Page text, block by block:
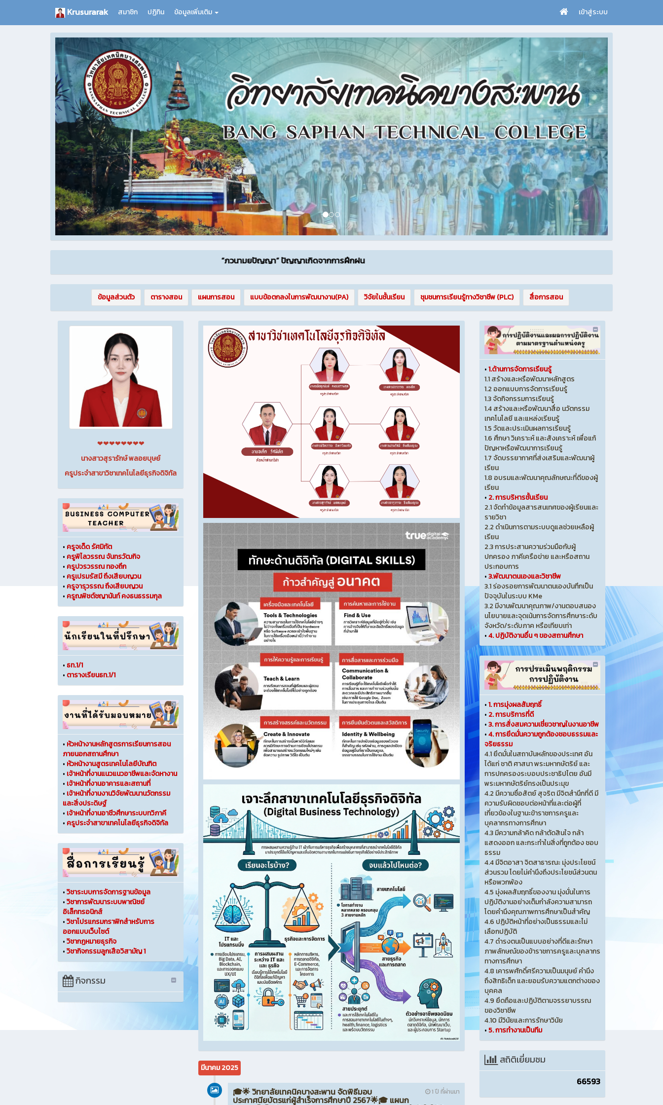
Krusurarak สมาชิก ปฏิทิน ข้อมูลเพิ่มเติม เข้าสู่ระบบ
“ภวนามยปัญญา” ปัญญาเกิดจากการฝึกฝน
ข้อมูลส่วนตัว ตารางสอน แผนการสอน แบบข้อตกลงในการพัฒนางาน(PA) วิจัยในชั้นเรียน ชุมชนการเรียนรู้ทางวิชาชีพ (PLC) สื่อการสอน
❤❤❤❤❤❤❤❤
นางสาวสุรารักษ์ พลอยบุษย์
ครูประจำสาขาวิชาเทคโนโลยีธุรกิจดิจิทัล
• ครูจเด็ด รัศมิทัต
• ครูพิไลวรรณ จันทรวัฒกิจ
• ครูปวรวรรณ ทองถึก
• ครูเปรมรัสมี ถึงเสียบญวน
• ครูจารุวรรณ ถึงเสียบญวน
• ครูณพิชต์ชญานันท์ คงธนธรรมกุล
• ธท.1/1
• ตารางเรียนธท.1/1
• หัวหน้างานหลักสูตรการเรียนการสอน
ภายนอกสถานศึกษา
• หัวหน้างานสูตรเทคโนโลยีบัณฑิต
• เจ้าหน้าที่งานแนวแนวอาชีพและจัดหางาน
• เจ้าหน้าที่งานอาคารและสถานที่
• เจ้าหน้าที่งานงานวิจัยพัฒนานวัตกรรม
และสิ่งประดิษฐ์
• เจ้าหน้าที่งานอาชีวศึกษาระบบทวิภาคี
• ครูประจำสาขาเทคโนโลยีธุรกิจดิจิทัล
•วิชาระบบการจัดการฐานข้อมูล
•วิชาการพัฒนาระบบพาณิชย์
อิเล็กทรอนิกส์
•วิชาโปรแกรมกราฟิกสำหรับการ
ออกแบบเว็บไซต์
•วิชากฏหมายธุรกิจ
•วิชากิจกรรมลูกเสือวิสามัญ 1
กิจกรรม
มีนาคม 2025
1 ปี ที่ผ่านมา
🎓🌟 วิทยาลัยเทคนิคบางสะพาน จัดพิธีมอบ
ประกาศนียบัตรแก่ผู้สำเร็จการศึกษาปี 2567🌟🎓 แผนก
•1.ด้านการจัดการเรียนรู้
1.1 สร้างและหรือพัฒนาหลักสูตร
1.2 ออกแบบการจัดการเรียนรู้
1.3 จัดกิจกรรมการเรียนรู้
1.4 สร้างและหรือพัฒนาสื่อ นวัตกรรม
เทคโนโลยี และแหล่งเรียนรู้
1.5 วัดและประเมินผลการเรียนรู้
1.6 ศึกษา วิเคราะห์ และสังเคราะห์ เพื่อแก้
ปัญหาหรือพัฒนาการเรียนรู้
1.7 จัดบรรยากาศที่ส่งเสริมและพัฒนาผู้
เรียน
1.8 อบรมและพัฒนาคุณลักษณะที่ดีของผู้
เรียน
• 2. การบริหารชั้นเรียน
2.1 จัดทำข้อมูลสารสนเทศของผู้เรียนและ
รายวิชา
2.2 ดำเนินการตามระบบดูแลช่วยเหลือผู้
เรียน
2.3 การประสานความร่วมมือกับผู้
ปกครอง ภาคีเครือข่าย และหรือสถาน
ประกอบการ
•3.พัฒนาตนเองและวิชาชีพ
3.1 ร่องรอยการพัฒนาตนเองบันทึกเป็น
ปัจจุบันในระบบ KMe
3.2 มีงานพัฒนาคุณภาพ/งานตอบสนอง
นโยบายและจุดเน้นการจัดการศึกษาระดับ
จังหวัด/ระดับภาค หรือเทียบเท่า
•4. ปฏิบัติงานอื่น ๆ ของสถานศึกษา
•1. การมุ่งผลสัมฤทธิ์
• 2. การบริการที่ดี
•3. การสั่งสมความเชี่ยวชาญในงานอาชีพ
•4. การยึดมั่นความถูกต้องชอบธรรมและ
จริยธรรม
4.1 ยึดมั่นในสถาบันหลักของประเทศ อัน
ได้แก่ ชาติ ศาสนา พระมหากษัตริย์ และ
การปกครองระบอบประชาธิปไตย อันมี
พระมหากษัตริย์ทรงเป็นประมุข
4.2 มีความซื่อสัตย์ สุจริต มีจิตสำนึกที่ดี มี
ความรับผิดชอบต่อหน้าที่และต่อผู้ที่
เกี่ยวข้องในฐานะข้าราชการครูและ
บุคลากรทางการศึกษา
4.3 มีความกล้าคิด กล้าตัดสินใจ กล้า
แสดงออก และกระทำในสิ่งที่ถูกต้อง ชอบ
ธรรม
4.4 มีจิตอาสา จิตสาธารณะ มุ่งประโยชน์
ส่วนรวม โดยไม่คำนึงถึงประโยชน์ส่วนตน
หรือพวกพ้อง
4.5 มุ่งผลสัมฤทธิ์ของงาน มุ่งมั่นในการ
ปฏิบัติงานอย่างเต็มกำลังความสามารถ
โดยคำนึงคุณภาพการศึกษาเป็นสำคัญ
4.6 ปฏิบัติหน้าที่อย่างเป็นธรรมและไม่
เลือกปฏิบัติ
4.7 ดำรงตนเป็นแบบอย่างที่ดีและรักษา
ภาพลักษณ์ของข้าราชการครูและบุคลากร
ทางการศึกษา
4.8 เคารพศักดิ์ศรีความเป็นมนุษย์ คำนึง
ถึงสิทธิเด็ก และยอมรับความแตกต่างของ
บุคคล
4.9 ยึดถือและปฏิบัติตามจรรยาบรรณ
ของวิชาชีพ
4.10 มีวินัยและการรักษาวินัย
• 5. การทำงานเป็นทีม
สถิติเยี่ยมชม
66593